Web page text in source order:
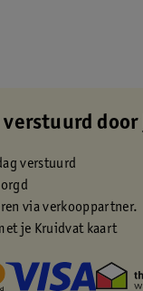
verstuurd door
verstuurd
via verkooppartner.
je Kruidvat kaart